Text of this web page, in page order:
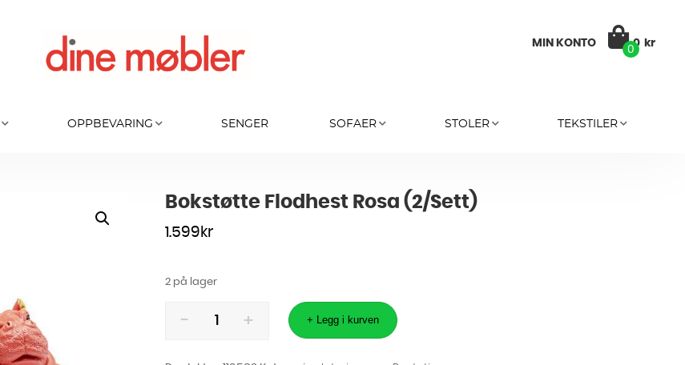
MIN KONTO
0
0 kr
OPPBEVARING SENGER SOFAER STOLER TEKSTILER
Bokstøtte Flodhest Rosa (2/Sett)
1.599 kr
2 på lager
Flodhest
+ Legg i kurven